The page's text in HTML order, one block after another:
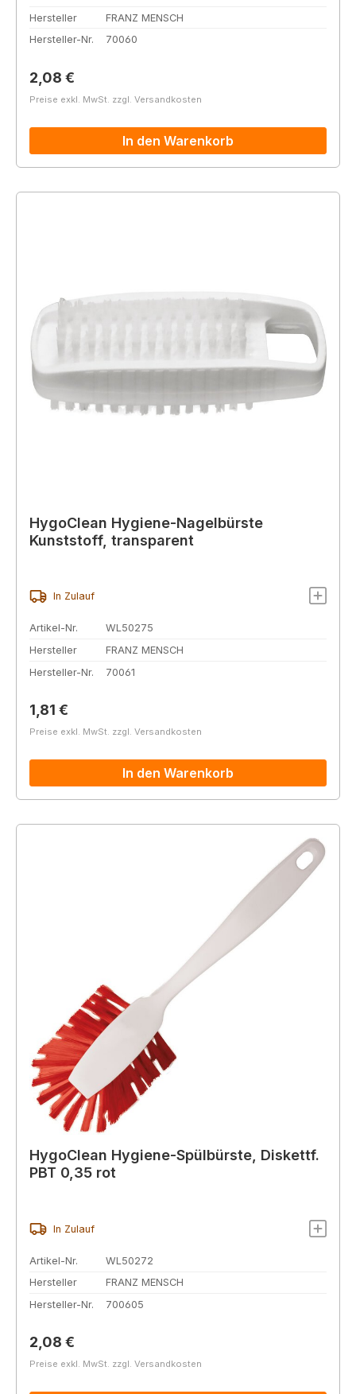
Hersteller
FRANZ MENSCH
Hersteller-Nr.
70060
Regulärer Preis:
2,08 €
Preise exkl. MwSt. zzgl. Versandkosten
In den Warenkorb
HygoClean Hygiene-Nagelbürste
Kunststoff, transparent
In Zulauf
Artikel-Nr.
WL50275
Hersteller
FRANZ MENSCH
Hersteller-Nr.
70061
Regulärer Preis:
1,81 €
Preise exkl. MwSt. zzgl. Versandkosten
In den Warenkorb
HygoClean Hygiene-Spülbürste, Diskettf.
PBT 0,35 rot
In Zulauf
Artikel-Nr.
WL50272
Hersteller
FRANZ MENSCH
Hersteller-Nr.
700605
Regulärer Preis:
2,08 €
Preise exkl. MwSt. zzgl. Versandkosten